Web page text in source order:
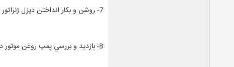
7- روشن و بکار انداختن ديزل ژنراتور حداقل دوبار در هفنه و هر بار به مدت 20 دقيقه و کنترل و بازديد از قسمتهاي مختلف ديزل ژنراتور و اطمينان از صخت عملکرد کليه قسمتها .
8- بازديد و بررسي پمپ روغن موتور ديزل ژنراتور و اطمينان از صحت عملکرد آن .